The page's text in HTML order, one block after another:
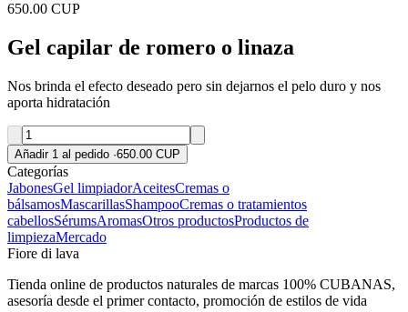
650.00 CUP
Gel capilar de romero o linaza
Nos brinda el efecto deseado pero sin dejarnos el pelo duro y nos
aporta hidratación
Añadir 1 al pedido ·650.00 CUP
Categorías
JabonesGel limpiadorAceitesCremas o
bálsamosMascarillasShampooCremas o tratamientos
cabellosSérumsAromasOtros productosProductos de
limpiezaMercado
Fiore di lava
Tienda online de productos naturales de marcas 100% CUBANAS,
asesoría desde el primer contacto, promoción de estilos de vida